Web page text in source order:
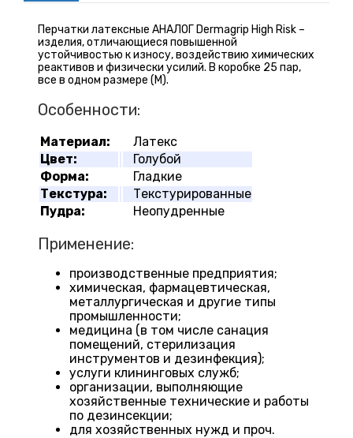
Перчатки латексные АНАЛОГ Dermagrip High Risk –
изделия, отличающиеся повышенной
устойчивостью к износу, воздействию химических
реактивов и физически усилий. В коробке 25 пар,
все в одном размере (M).
Особенности:​
Материал:
Латекс
Цвет:
Голубой
Форма:
Гладкие
Текстура:
Текстурированные
Пудра:
Неопудренные
Применение:
производственные предприятия;
химическая, фармацевтическая,
металлургическая и другие типы
промышленности;
медицина (в том числе санация
помещений, стерилизация
инструментов и дезинфекция);
услуги клининговых служб;
организации, выполняющие
хозяйственные технические и работы
по дезинсекции;
для хозяйственных нужд и проч.